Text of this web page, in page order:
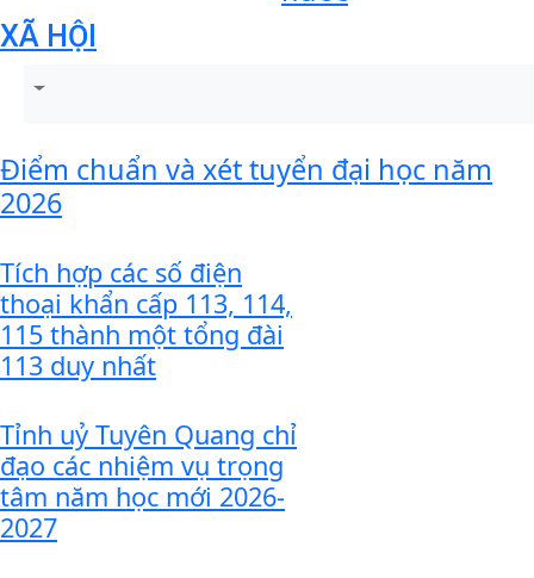
XÃ HỘI
Điểm chuẩn và xét tuyển đại học năm
2026
Tích hợp các số điện
thoại khẩn cấp 113, 114,
115 thành một tổng đài
113 duy nhất
Tỉnh uỷ Tuyên Quang chỉ
đạo các nhiệm vụ trọng
tâm năm học mới 2026-
2027